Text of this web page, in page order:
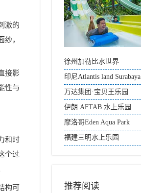
激的
，
接影
性与
和时
个过
构可
徐州加勒比水世界
印尼Atlantis land Surabaya
万达集团·宝贝王乐园
伊朗 AFTAB 水上乐园
摩洛哥Eden Aqua Park
福建三明水上乐园
推荐阅读